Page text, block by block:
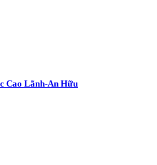
Cao Lãnh-An Hữu